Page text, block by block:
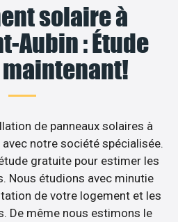
solaire à
Aubin : Étude
de panneaux solaires à
notre société spécialisée.
gratuite pour estimer les
Nous étudions avec minutie
de votre logement et les
De même nous estimons le